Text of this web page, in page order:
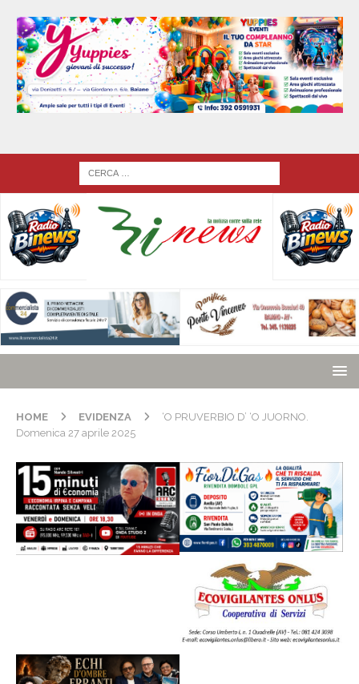
HOME EVIDENZA
‘O PRUVERBIO D’ ‘O JUORNO.
Domenica 27 aprile 2025